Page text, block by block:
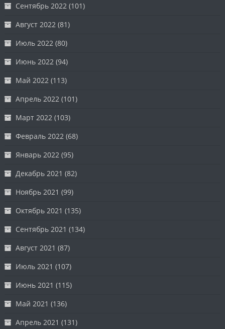
Сентябрь 2022 (101)
Август 2022 (81)
Июль 2022 (80)
Июнь 2022 (94)
Май 2022 (113)
Апрель 2022 (101)
Март 2022 (103)
Февраль 2022 (68)
Январь 2022 (95)
Декабрь 2021 (82)
Ноябрь 2021 (99)
Октябрь 2021 (135)
Сентябрь 2021 (134)
Август 2021 (87)
Июль 2021 (107)
Июнь 2021 (115)
Май 2021 (136)
Апрель 2021 (131)